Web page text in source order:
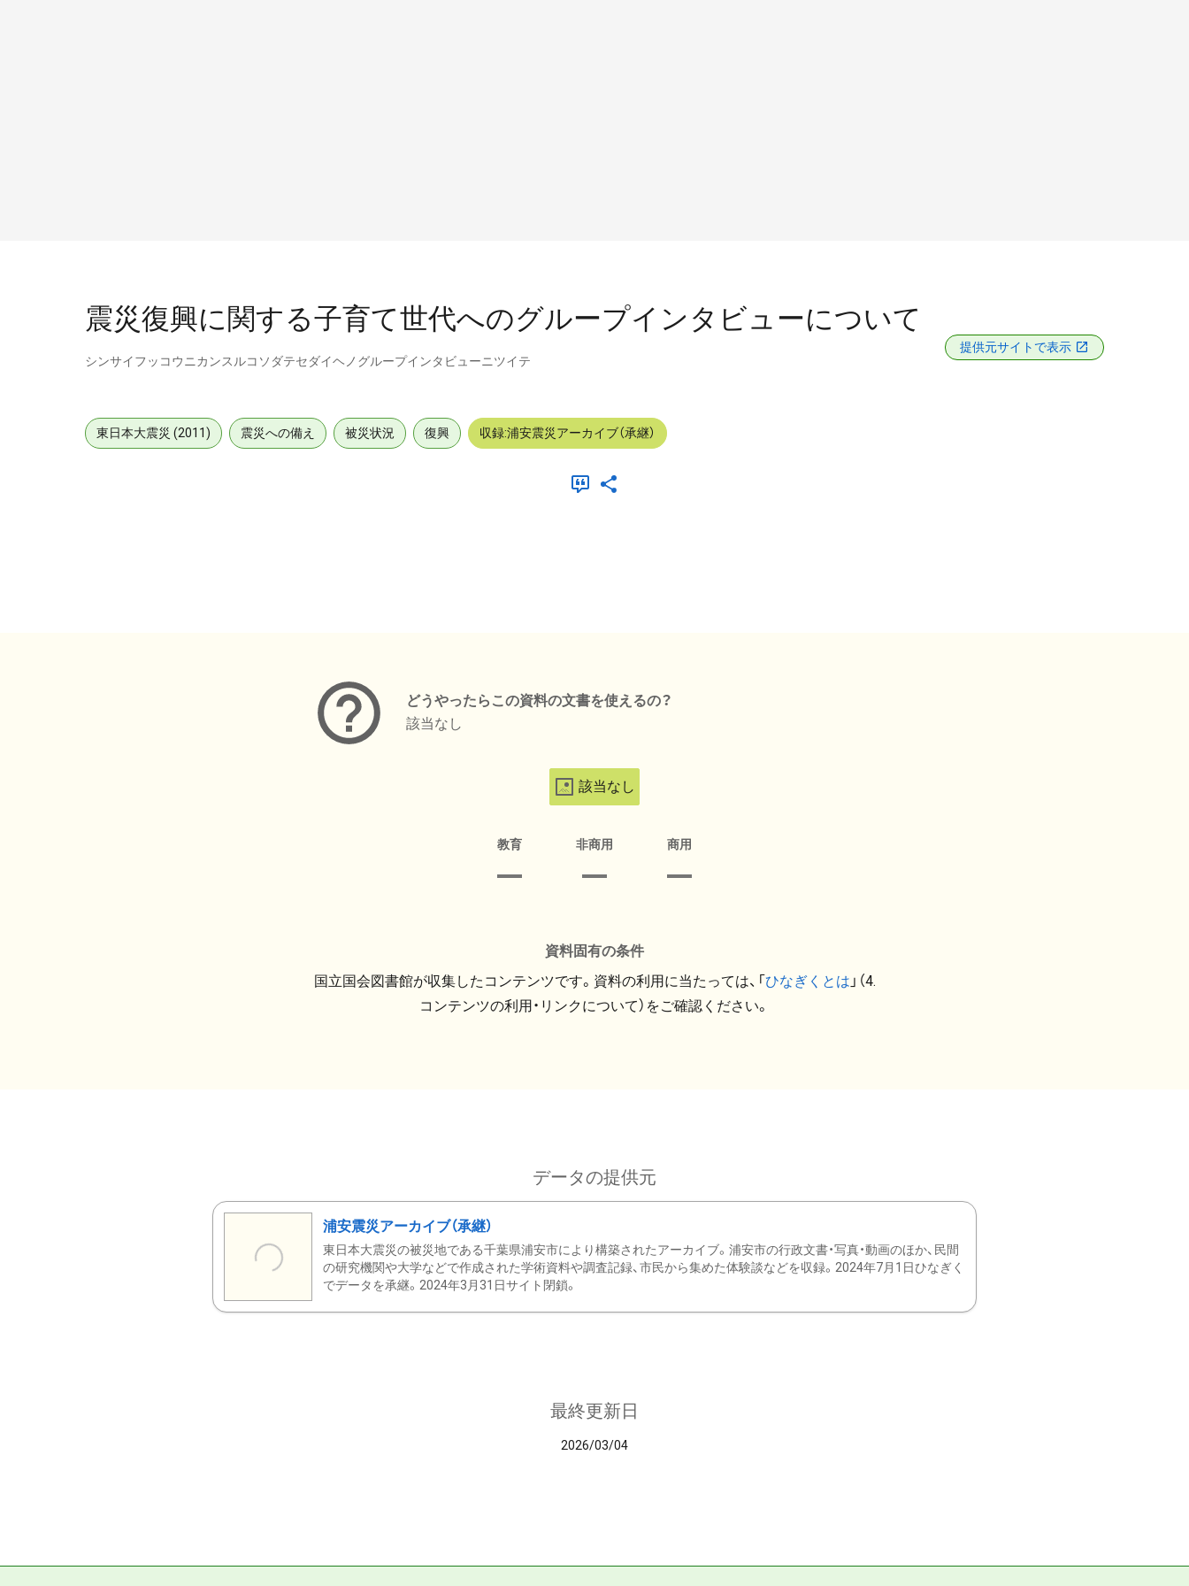
震災復興に関する子育て世代へのグループインタビューについて
シンサイフッコウニカンスルコソダテセダイヘノグループインタビューニツイテ
提供元サイトで表示
東日本大震災 (2011) 震災への備え 被災状況 復興 収録:浦安震災アーカイブ（承継）
どうやったらこの資料の文書を使えるの？
該当なし
該当なし
教育 非商用 商用
資料固有の条件
国立国会図書館が収集したコンテンツです。資料の利用に当たっては、「ひなぎくとは 」（4.
コンテンツの利用・リンクについて）をご確認ください。
データの提供元
浦安震災アーカイブ（承継）
東日本大震災の被災地である千葉県浦安市により構築されたアーカイブ。浦安市の行政文書・写真・動画のほか、民間
の研究機関や大学などで作成された学術資料や調査記録、市民から集めた体験談などを収録。2024年7月1日ひなぎく
でデータを承継。2024年3月31日サイト閉鎖。
最終更新日
2026/03/04